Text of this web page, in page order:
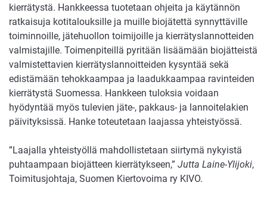
kierrätystä. Hankkeessa tuotetaan ohjeita ja käytännön
ratkaisuja kotitalouksille ja muille biojätettä synnyttäville
toiminnoille, jätehuollon toimijoille ja kierrätyslannotteiden
valmistajille. Toimenpiteillä pyritään lisäämään biojätteistä
valmistettavien kierrätyslannoitteiden kysyntää sekä
edistämään tehokkaampaa ja laadukkaampaa ravinteiden
kierrätystä Suomessa. Hankkeen tuloksia voidaan
hyödyntää myös tulevien jäte-, pakkaus- ja lannoitelakien
päivityksissä. Hanke toteutetaan laajassa yhteistyössä.
”Laajalla yhteistyöllä mahdollistetaan siirtymä nykyistä
puhtaampaan biojätteen kierrätykseen,” Jutta Laine-Ylijoki,
Toimitusjohtaja, Suomen Kiertovoima ry KIVO.